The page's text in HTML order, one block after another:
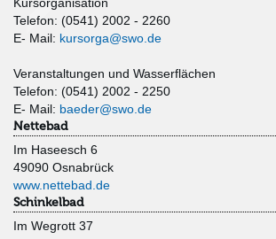
Telefon: (0541) 2002 - 2260
E- Mail: kursorga@swo.de
Veranstaltungen und Wasserflächen
Telefon: (0541) 2002 - 2250
E- Mail: baeder@swo.de
Nettebad
Im Haseesch 6
49090 Osnabrück
www.nettebad.de
Schinkelbad
Im Wegrott 37